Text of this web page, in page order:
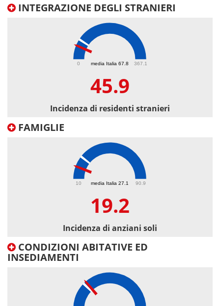
INTEGRAZIONE DEGLI STRANIERI
media Italia 67.8
0 367.1
45.9
Incidenza di residenti stranieri
FAMIGLIE
media Italia 27.1
10 90.9
19.2
Incidenza di anziani soli
CONDIZIONI ABITATIVE ED
INSEDIAMENTI